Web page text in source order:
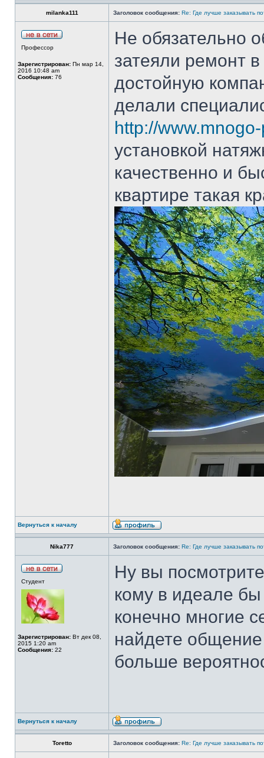
milanka111 Заголовок сообщения: Re: Где лучше заказывать
Профессор
Зарегистрирован: Пн мар 14,
2016 10:48 am
Сообщения: 76
Не обязательно
затеяли ремонт
достойную
делали
http://
установкой
качественно и
квартире такая
Вернуться к началу
Nika777 Заголовок сообщения: Re: Где лучше заказывать
Студент
Зарегистрирован: Вт дек 08,
2015 1:20 am
Сообщения: 22
Ну вы
кому в идеале бы
конечно многие
найдете
больше
Вернуться к началу
Toretto Заголовок сообщения: Re: Где лучше заказывать